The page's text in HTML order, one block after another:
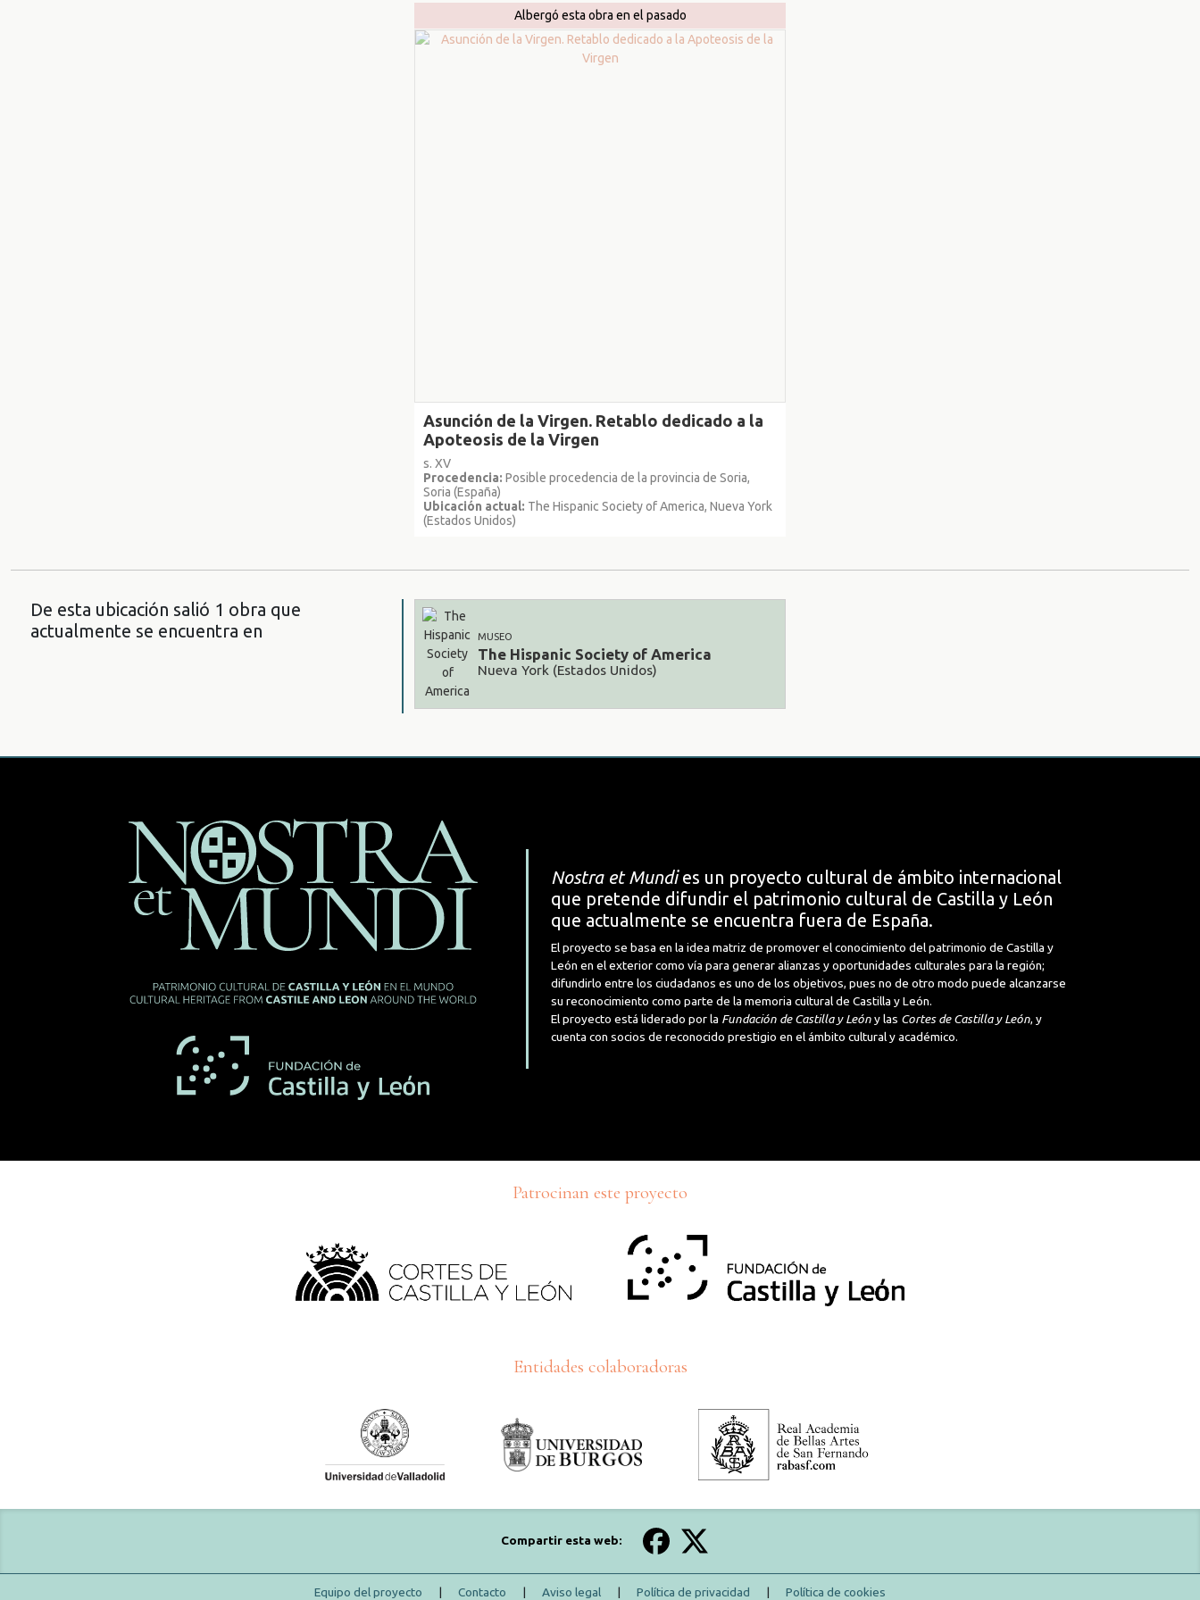
Albergó esta obra en el pasado
Asunción de la Virgen. Retablo dedicado a la
Apoteosis de la Virgen
s. XV
Procedencia: Posible procedencia de la provincia de Soria,
Soria (España)
Ubicación actual: The Hispanic Society of America, Nueva York
(Estados Unidos)
De esta ubicación salió 1 obra que
actualmente se encuentra en
MUSEO
The Hispanic Society of America
Nueva York (Estados Unidos)
Nostra et Mundies un proyecto cultural de ámbito internacional
que pretende difundir el patrimonio cultural de Castilla y León
que actualmente se encuentra fuera de España.
El proyecto se basa en la idea matriz de promover el conocimiento del patrimonio de Castilla y
León en el exterior como vía para generar alianzas y oportunidades culturales para la región;
difundirlo entre los ciudadanos es uno de los objetivos, pues no de otro modo puede alcanzarse
su reconocimiento como parte de la memoria cultural de Castilla y León.
El proyecto está liderado por la Fundación de Castilla y Leóny las Cortes de Castilla y León, y
cuenta con socios de reconocido prestigio en el ámbito cultural y académico.
Patrocinan este proyecto
Entidades colaboradoras
Compartir esta web:
Equipo del proyecto | Contacto | Aviso legal | Política de privacidad | Política de cookies